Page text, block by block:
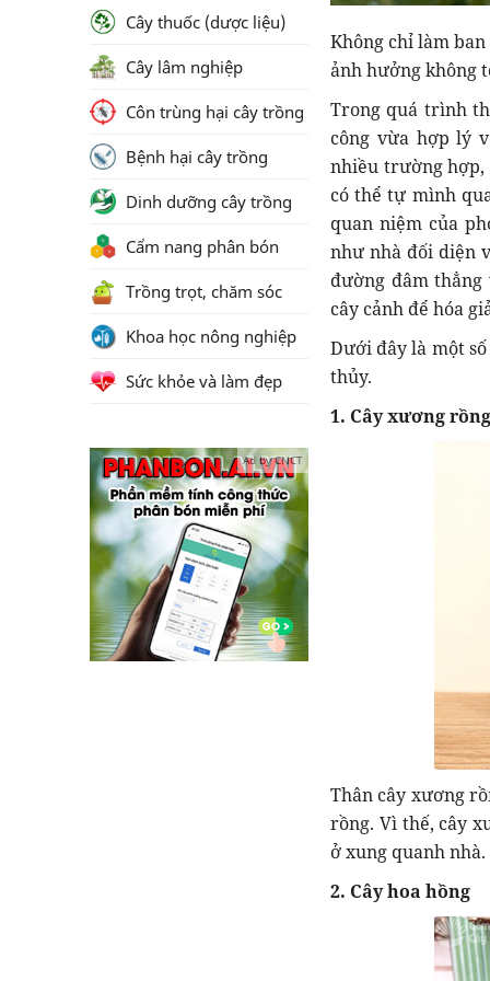
Không chỉ làm
ảnh hưởng không
Trong quá trình
công vừa hợp lý
nhiều trường hợp,
có thể tự mình
quan niệm của
như nhà đối diện
đường đâm
cây cảnh để hóa
Dưới đây là một
thủy.
1. Cây xương rồng
Thân cây xương
rồng. Vì thế, cây
ở xung quanh nhà.
2. Cây hoa hồng
Cây thuốc (dược liệu)
Cây lâm nghiệp
Côn trùng hại cây trồng
Bệnh hại cây trồng
Dinh dưỡng cây trồng
Cẩm nang phân bón
Trồng trọt, chăm sóc
Khoa học nông nghiệp
Sức khỏe và làm đẹp
Ad by CNCT